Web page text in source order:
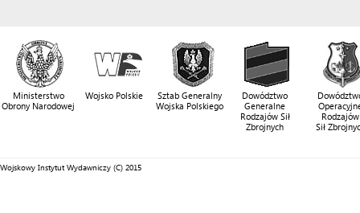
Ministerstwo
Obrony Narodowej
Wojsko Polskie
Sztab Generalny
Wojska Polskiego
Dowództwo
Generalne
Rodzajów Sił
Zbrojnych
Rodzajów
Sił
Wojskowy Instytut Wydawniczy (C) 2015